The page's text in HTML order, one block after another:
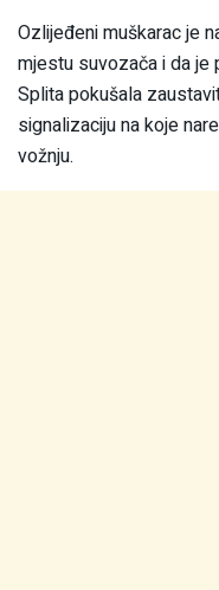
Ozlijeđeni muškarac je
mjestu suvozača i da je
Splita pokušala
signalizaciju na koje
vožnju.